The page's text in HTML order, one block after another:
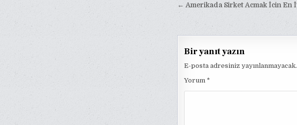
Yazı
← Amerikada Sirket Acmak İcin En
Bir yanıt yazın
E-posta adresiniz yayınlanmayacak.
Yorum *